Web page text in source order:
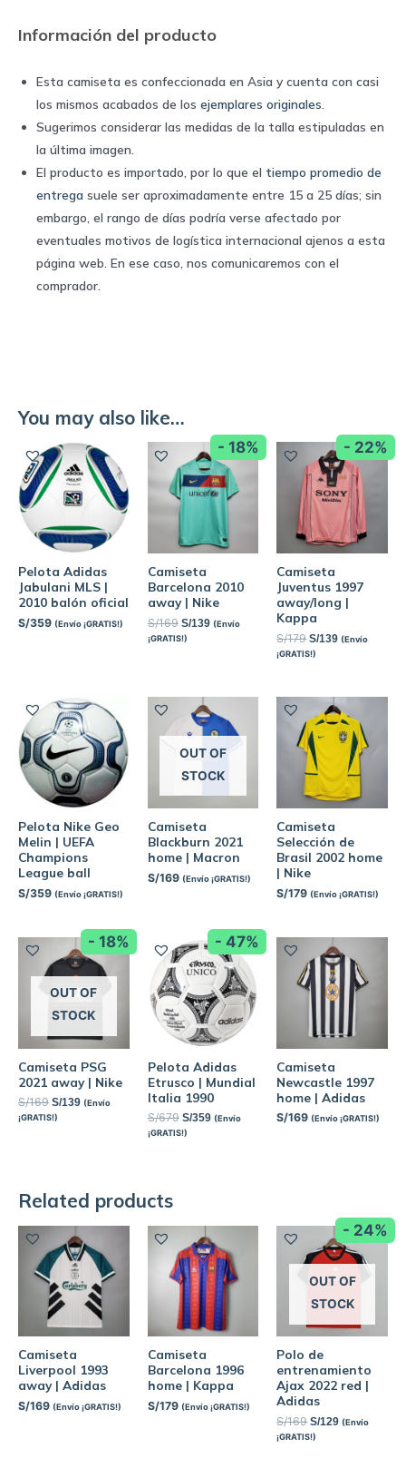
Información del producto
Esta camiseta es confeccionada en Asia y cuenta con casi
los mismos acabados de los ejemplares originales
Sugerimos considerar las medidas de la talla estipuladas en
la última imagen.
El producto es importado, por lo que el tiempo promedio de
entrega suele ser aproximadamente entre 15 a 25 días; sin
embargo, el rango de días podría verse afectado por
eventuales motivos de logística internacional ajenos a esta
página web. En ese caso, nos comunicaremos con el
comprador.
You may also like…
Pelota Adidas
Jabulani MLS |
2010 balón oficial
S/359 (Envío ¡GRATIS!)
- 18%
Camiseta
Barcelona 2010
away | Nike
S/169 S/139 (Envío
¡GRATIS!)
- 22%
Camiseta
Juventus 1997
away/long |
Kappa
S/179 S/139 (Envío
¡GRATIS!)
Pelota Nike Geo
Melin | UEFA
Champions
League ball
S/359 (Envío ¡GRATIS!)
OUT OF
STOCK
Camiseta
Blackburn 2021
home | Macron
S/169 (Envío ¡GRATIS!)
Camiseta
Selección de
Brasil 2002 home
| Nike
S/179 (Envío ¡GRATIS!)
- 18%
OUT OF
STOCK
Camiseta PSG
2021 away | Nike
S/169 S/139 (Envío
¡GRATIS!)
- 47%
Pelota Adidas
Etrusco | Mundial
Italia 1990
S/679 S/359 (Envío
¡GRATIS!)
Camiseta
Newcastle 1997
home | Adidas
S/169 (Envío ¡GRATIS!)
Related products
Camiseta
Liverpool 1993
away | Adidas
S/169 (Envío ¡GRATIS!)
Camiseta
Barcelona 1996
home | Kappa
S/179 (Envío ¡GRATIS!)
- 24%
OUT OF
STOCK
Polo de
entrenamiento
Ajax 2022 red |
Adidas
S/169 S/129 (Envío
¡GRATIS!)